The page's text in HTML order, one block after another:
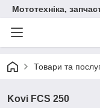
Мототехніка,
Товари та
Kovi FCS 250